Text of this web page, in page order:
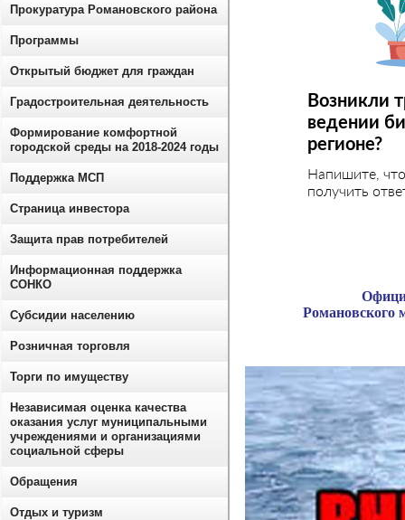
Возникли
ведении
регионе?
Напишите,
получить
Романовского
Прокуратура Романовского района
Программы
Открытый бюджет для граждан
Градостроительная деятельность
Формирование комфортной
городской среды на 2018-2024 годы
Поддержка МСП
Страница инвестора
Защита прав потребителей
Информационная поддержка
СОНКО
Субсидии населению
Розничная торговля
Торги по имуществу
Независимая оценка качества
оказания услуг муниципальными
учреждениями и организациями
социальной сферы
Обращения
Отдых и туризм